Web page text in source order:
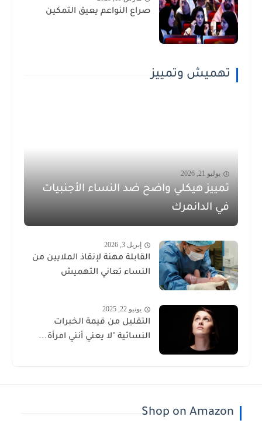
صراع النواعم يعيق التمكين
تهميش وتمييز
يوليو 21, 2026
تمييز هيكلي واضح ضد النساء الأجنبيات
في الدانمرك
إبريل 3, 2026
القابلة مهنة لإنقاذ الملايين من
النساء تعاني التهميش
يونيو 22, 2025
التقليل من قيمة الخبرات
النسائية "لا يعني أنني امرأة...
Shop on Amazon